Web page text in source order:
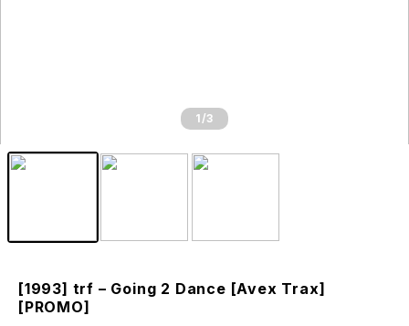
1 /3
[1993] trf – Going 2 Dance [Avex Trax]
[PROMO]